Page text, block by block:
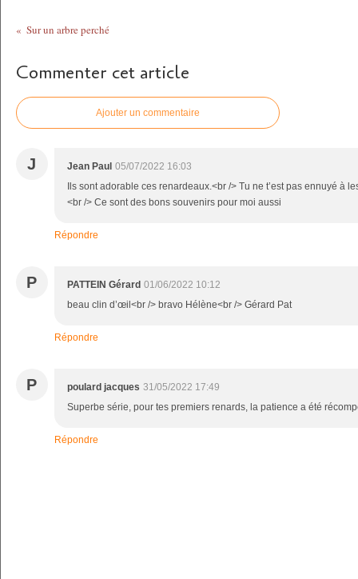
Sur un arbre perché
Commenter cet article
Ajouter un commentaire
J Jean Paul 05/07/2022 16:03
Ils sont adorable ces renardeaux.<br /> Tu ne t’est pas ennuyé à
<br /> Ce sont des bons souvenirs pour moi aussi
Répondre
P PATTEIN Gérard 01/06/2022 10:12
beau clin d’œil<br /> bravo Hélène<br /> Gérard Pat
Répondre
P poulard jacques 31/05/2022 17:49
Superbe série, pour tes premiers renards, la patience a été
Répondre